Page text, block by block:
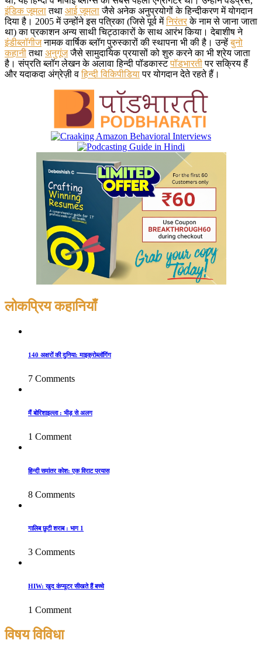
इंडिक जूमलातथा आई जूमलाजैसे अनेक अनुप्रयोगों के हिन्दीकरण में योगदान
दिया है। 2005 में उन्होंने इस पत्रिका (जिसे पूर्व मेंनिरंतरके नाम से जाना जाता
था) का प्रकाशन अन्य साथी चिट्ठाकारों के साथ आरंभ किया। देबाशीष ने
इंडीब्लॉगीजनामक वार्षिक ब्लॉग पुरुस्कारों की स्थापना भी की है। उन्हेंबुनो
कहानीतथा अनुगूंजजैसे सामुदायिक प्रयासों को शुरु करने का भी श्रेय जाता
है। संप्रति ब्लॉग लेखन के अलावा हिन्दी पॉडकास्टपॉडभारतीपर सक्रिय हैं
और यदाकदा अंग्रेज़ी वहिन्दी विकिपीडियापर योगदान देते रहते हैं।
लोकप्रिय कहानियाँ
140 अक्षरों की दुनिया: माइक्रोब्लॉगिंग
7 Comments
मैं बोरिशाइल्ला : भीड़ से अलग
1 Comment
हिन्दी समांतर कोश: एक विराट प्रयास
8 Comments
गालिब छुटी शराब : भाग 1
3 Comments
HIW: खुद कंप्यूटर सीखते हैं बच्चे
1 Comment
विषय विविधा